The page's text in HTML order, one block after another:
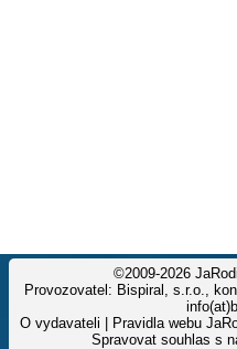
©2009-2026
Provozovatel: Bispiral, s.r.o.,
O vydavateli
Pravidla webu
Spravovat souhlas s